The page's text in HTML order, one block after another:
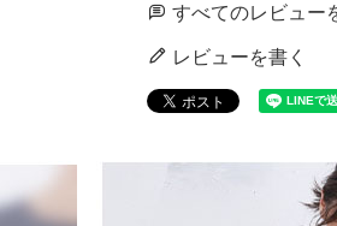
すべてのレビュー
レビューを書く